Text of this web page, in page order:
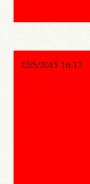
22/5/2015 16:17